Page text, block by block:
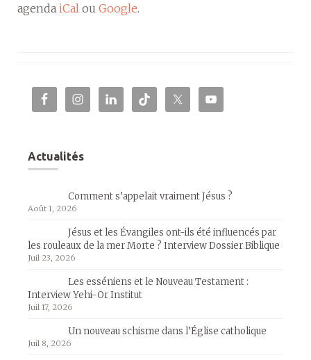
agenda iCal ou Google.
Actualités
Comment s’appelait vraiment Jésus ?
Août 1, 2026
Jésus et les Évangiles ont-ils été influencés par
les rouleaux de la mer Morte ? Interview Dossier Biblique
Juil 23, 2026
Les esséniens et le Nouveau Testament :
Interview Yehi-Or Institut
Juil 17, 2026
Un nouveau schisme dans l’Église catholique
Juil 8, 2026